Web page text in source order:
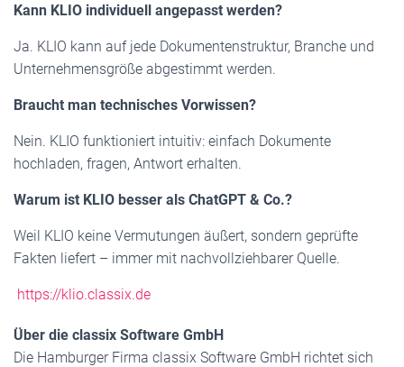
Kann KLIO individuell angepasst werden?
Ja. KLIO kann auf jede Dokumentenstruktur, Branche und
Unternehmensgröße abgestimmt werden.
Braucht man technisches Vorwissen?
Nein. KLIO funktioniert intuitiv: einfach Dokumente
hochladen, fragen, Antwort erhalten.
Warum ist KLIO besser als ChatGPT & Co.?
Weil KLIO keine Vermutungen äußert, sondern geprüfte
Fakten liefert – immer mit nachvollziehbarer Quelle.
https://klio.classix.de
Über die classix Software GmbH
Die Hamburger Firma classix Software GmbH richtet sich